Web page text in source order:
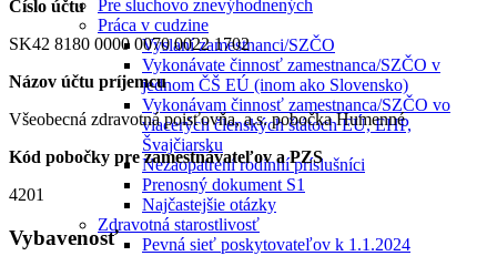
Pre sluchovo znevýhodnených
Práca v cudzine
Vyslaní zamestnanci/SZČO
Vykonávate činnosť zamestnanca/SZČO v
jednom ČŠ EÚ (inom ako Slovensko)
Vykonávam činnosť zamestnanca/SZČO vo
viacerých členských štátoch EÚ, EHP,
Švajčiarsku
Nezaopatrení rodinní príslušníci
Prenosný dokument S1
Najčastejšie otázky
Zdravotná starostlivosť
Pevná sieť poskytovateľov k 1.1.2024
Číslo účtu
SK42 8180 0000 0070 0022 1702
Názov účtu príjemcu
Všeobecná zdravotná poisťovňa, a.s. pobočka Humenné
Kód pobočky pre zamestnávateľov a PZS
4201
Vybavenosť